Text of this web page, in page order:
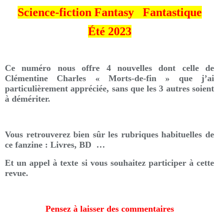
Science-fiction Fantasy Fantastique
Été 2023
Ce numéro nous offre 4 nouvelles dont celle de
Clémentine Charles « Morts-de-fin » que j’ai
particulièrement appréciée, sans que les 3 autres soient
à démériter.
Vous retrouverez bien sûr les rubriques habituelles de
ce fanzine : Livres, BD …
Et un appel à texte si vous souhaitez participer à cette
revue.
Pensez à laisser des commentaires